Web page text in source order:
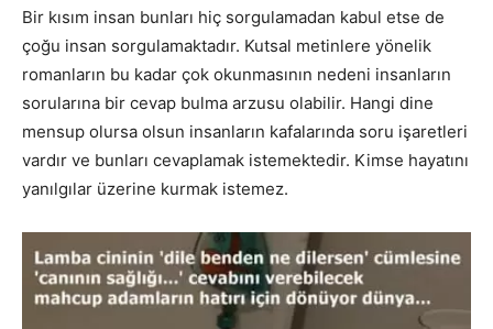
Bir kısım insan bunları hiç sorgulamadan kabul etse de
çoğu insan sorgulamaktadır. Kutsal metinlere yönelik
romanların bu kadar çok okunmasının nedeni insanların
sorularına bir cevap bulma arzusu olabilir. Hangi dine
mensup olursa olsun insanların kafalarında soru işaretleri
vardır ve bunları cevaplamak istemektedir. Kimse hayatını
yanılgılar üzerine kurmak istemez.